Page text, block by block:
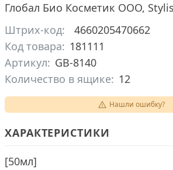
Глобал Био Косметик ООО,
Штрих-код:
4660205470662
Код товара: 181111
Артикул: GB-8140
Количество в ящике: 12
Нашли ошибку?
ХАРАКТЕРИСТИКИ
[50мл]